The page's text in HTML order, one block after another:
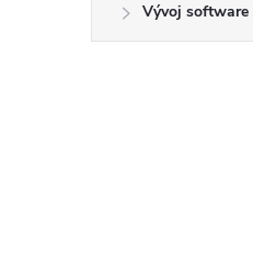
Vývoj software